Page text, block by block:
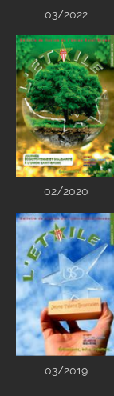
03/2022
02/2020
03/2019